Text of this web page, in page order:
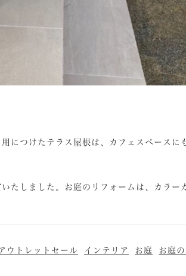
につけたテラス屋根は、カフェスペースに
たしました。お庭のリフォームは、カラー
ウトレットセール インテリア お庭
お庭